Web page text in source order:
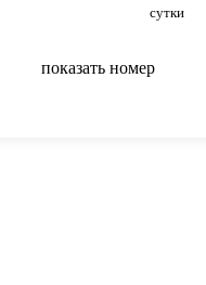
сутки
показать номер